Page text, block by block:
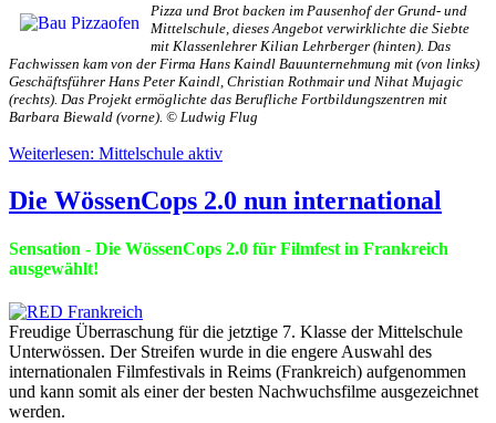
Pizza und Brot backen im Pausenhof der Grund- und
Mittelschule, dieses Angebot verwirklichte die Siebte
mit Klassenlehrer Kilian Lehrberger (hinten). Das
Fachwissen kam von der Firma Hans Kaindl Bauunternehmung mit (von links)
Geschäftsführer Hans Peter Kaindl, Christian Rothmair und Nihat Mujagic
(rechts). Das Projekt ermöglichte das Berufliche Fortbildungszentren mit
Barbara Biewald (vorne). © Ludwig Flug
Weiterlesen: Mittelschule aktiv
Die WössenCops 2.0 nun international
Sensation - Die WössenCops 2.0 für Filmfest in Frankreich
ausgewählt!
Freudige Überraschung für die jetztige 7. Klasse der Mittelschule
Unterwössen. Der Streifen wurde in die engere Auswahl des
internationalen Filmfestivals in Reims (Frankreich) aufgenommen
und kann somit als einer der besten Nachwuchsfilme ausgezeichnet
werden.